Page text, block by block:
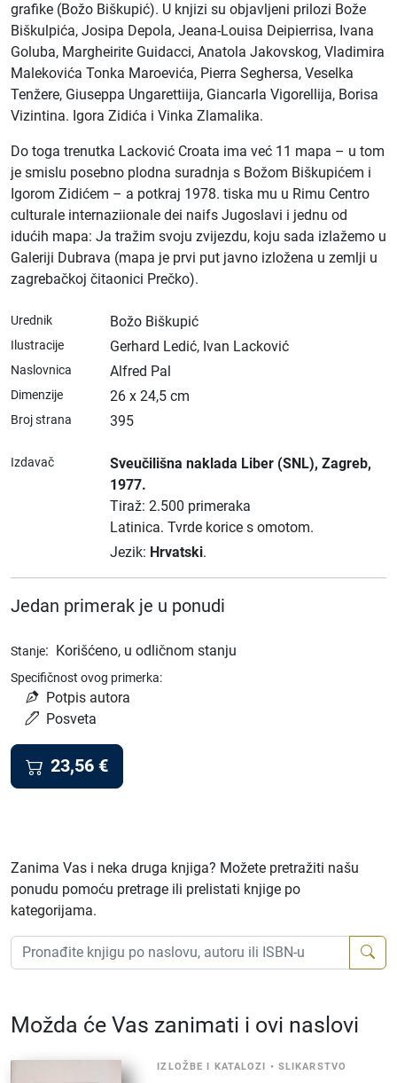
grafike (Božo Biškupić). U knjizi su objavljeni prilozi Bože
Biškulpića, Josipa Depola, Jeana-Louisa Deipierrisa, Ivana
Goluba, Margheirite Guidacci, Anatola Jakovskog, Vladimira
Malekovića Tonka Maroevića, Pierra Seghersa, Veselka
Tenžere, Giuseppa Ungarettiija, Giancarla Vigorellija, Borisa
Vizintina. Igora Zidića i Vinka Zlamalika.
Do toga trenutka Lacković Croata ima već 11 mapa – u tom
je smislu posebno plodna suradnja s Božom Biškupićem i
Igorom Zidićem – a potkraj 1978. tiska mu u Rimu Centro
culturale internaziionale dei naifs Jugoslavi i ­jednu od
idućih mapa: Ja tražim svoju zvijezdu, koju sada izlažemo u
Galeriji Dubrava (mapa je prvi put javno izložena u zemlji u
zagrebačkoj čitaonici Prečko).
Urednik Božo Biškupić
Ilustracije Gerhard Ledić, Ivan Lacković
Naslovnica Alfred Pal
Dimenzije 26 x 24,5 cm
Broj strana 395
Izdavač Sveučilišna naklada Liber (SNL), Zagreb,
1977.
Tiraž: 2.500 primeraka
Latinica. Tvrde korice s omotom.
Jezik: Hrvatski.
Jedan primerak je u ponudi
Stanje: Korišćeno, u odličnom stanju
Specifičnost ovog primerka:
Potpis autora
Posveta
23,56 €
Zanima Vas i neka druga knjiga? Možete pretražiti našu
ponudu pomoću pretrage ili prelistati knjige po
kategorijama.
Možda će Vas zanimati i ovi naslovi
IZLOŽBE I KATALOZI • SLIKARSTVO